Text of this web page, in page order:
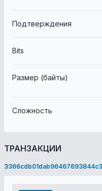
Подтверждения
Bits
Размер (байты)
Сложность
ТРАНЗАКЦИИ